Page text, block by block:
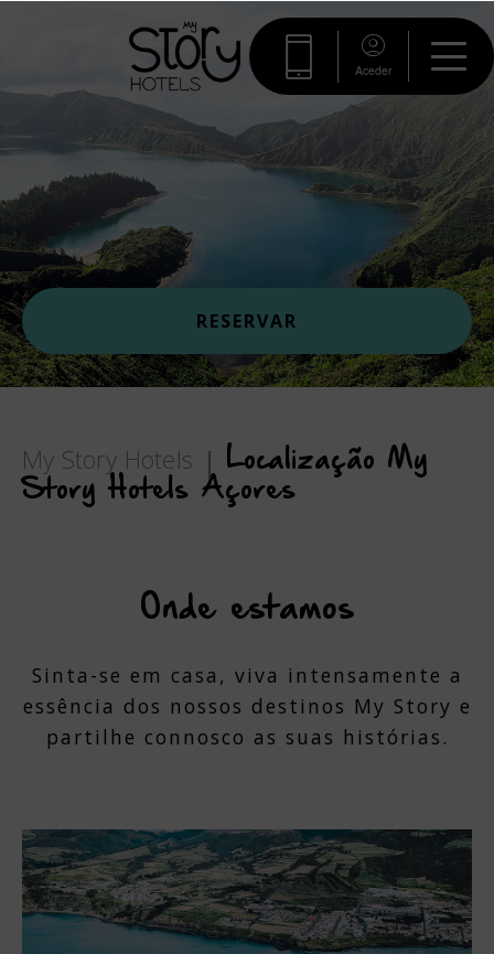
Aceder
RESERVAR
My Story Hotels
Localização My
Story Hotels Açores
Onde estamos
Sinta-se em casa, viva intensamente a
essência dos nossos destinos My Story e
partilhe connosco as suas histórias.